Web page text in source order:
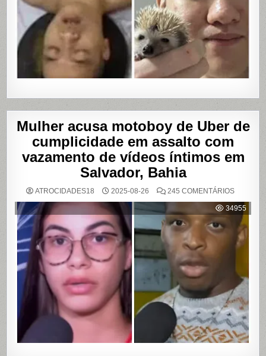
Mulher acusa motoboy de Uber de
cumplicidade em assalto com
vazamento de vídeos íntimos em
Salvador, Bahia
ATROCIDADES18 2025-08-26 245 COMENTÁRIOSEM
ACUSA
DE
UBER
DE
EM
DE
VÍDEOS
ÍNTIMOS
EM
BAHIA
34955